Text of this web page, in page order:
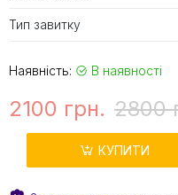
Тип завитку
Наявність: В наявності
2100 грн. 2800
КУПИТИ